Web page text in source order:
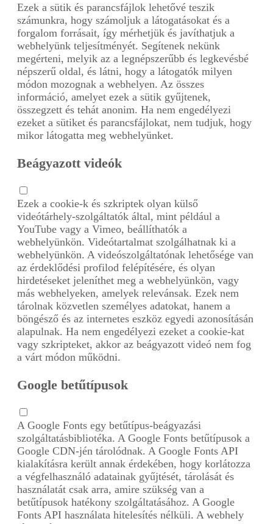
Ezek a sütik és parancsfájlok lehetővé teszik
számunkra, hogy számoljuk a látogatásokat és a
forgalom forrásait, így mérhetjük és javíthatjuk a
webhelyünk teljesítményét. Segítenek nekünk
megérteni, melyik az a legnépszerűbb és legkevésbé
népszerű oldal, és látni, hogy a látogatók milyen
módon mozognak a webhelyen. Az összes
információ, amelyet ezek a sütik gyűjtenek,
összegzett és tehát anonim. Ha nem engedélyezi
ezeket a sütiket és parancsfájlokat, nem tudjuk, hogy
mikor látogatta meg webhelyünket.
Beágyazott videók
Ezek a cookie-k és szkriptek olyan külső
videótárhely-szolgáltatók által, mint például a
YouTube vagy a Vimeo, beállíthatók a
webhelyünkön. Videótartalmat szolgálhatnak ki a
webhelyünkön. A videószolgáltatónak lehetősége van
az érdeklődési profilod felépítésére, és olyan
hirdetéseket jeleníthet meg a webhelyünkön, vagy
más webhelyeken, amelyek relevánsak. Ezek nem
tárolnak közvetlen személyes adatokat, hanem a
böngésző és az internetes eszköz egyedi azonosításán
alapulnak. Ha nem engedélyezi ezeket a cookie-kat
vagy szkripteket, akkor az beágyazott videó nem fog
a várt módon működni.
Google betűtípusok
A Google Fonts egy betűtípus-beágyazási
szolgáltatásbibliotéka. A Google Fonts betűtípusok a
Google CDN-jén tárolódnak. A Google Fonts API
kialakításra került annak érdekében, hogy korlátozza
a végfelhasználó adatainak gyűjtését, tárolását és
használatát csak arra, amire szükség van a
betűtípusok hatékony szolgáltatásához. A Google
Fonts API használata hitelesítés nélküli. A webhely